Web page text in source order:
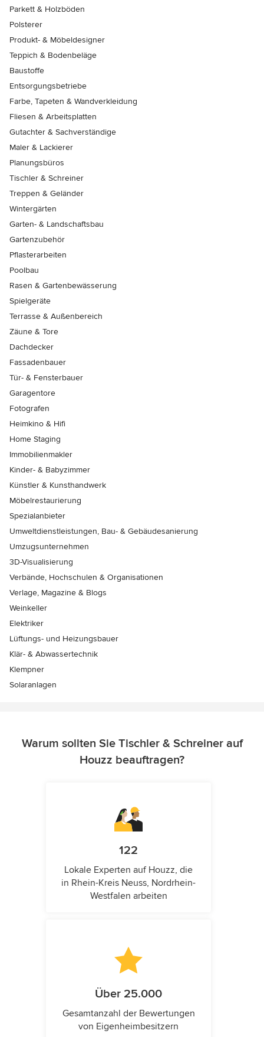
Parkett & Holzböden
Polsterer
Produkt- & Möbeldesigner
Teppich & Bodenbeläge
Baustoffe
Entsorgungsbetriebe
Farbe, Tapeten & Wandverkleidung
Fliesen & Arbeitsplatten
Gutachter & Sachverständige
Maler & Lackierer
Planungsbüros
Tischler & Schreiner
Treppen & Geländer
Wintergärten
Garten- & Landschaftsbau
Gartenzubehör
Pflasterarbeiten
Poolbau
Rasen & Gartenbewässerung
Spielgeräte
Terrasse & Außenbereich
Zäune & Tore
Dachdecker
Fassadenbauer
Tür- & Fensterbauer
Garagentore
Fotografen
Heimkino & Hifi
Home Staging
Immobilienmakler
Kinder- & Babyzimmer
Künstler & Kunsthandwerk
Möbelrestaurierung
Spezialanbieter
Umweltdienstleistungen, Bau- & Gebäudesanierung
Umzugsunternehmen
3D-Visualisierung
Verbände, Hochschulen & Organisationen
Verlage, Magazine & Blogs
Weinkeller
Elektriker
Lüftungs- und Heizungsbauer
Klär- & Abwassertechnik
Klempner
Solaranlagen
Warum sollten Sie Tischler & Schreiner auf
Houzz beauftragen?
122
Lokale Experten auf Houzz, die
in Rhein-Kreis Neuss, Nordrhein-
Westfalen arbeiten
Über 25.000
Gesamtanzahl der Bewertungen
von Eigenheimbesitzern